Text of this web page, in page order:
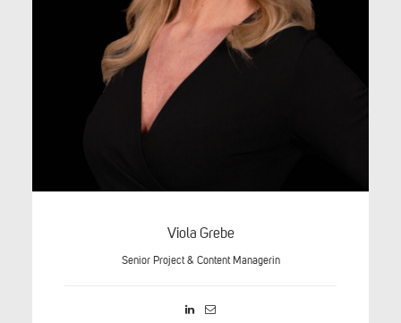
Viola Grebe
Senior Project & Content Managerin